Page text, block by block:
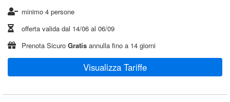
minimo 4 persone
offerta valida dal 14/06 al 06/09
Prenota Sicuro Gratis annulla fino a 14 giorni
Visualizza Tariffe